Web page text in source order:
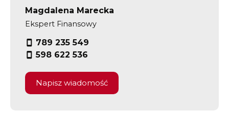
Magdalena Marecka
Ekspert Finansowy
789 235 549
598 622 536
Napisz wiadomość